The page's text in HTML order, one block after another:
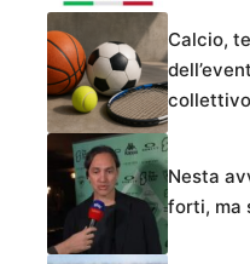
Calcio,
collettivo
Nesta
forti, ma